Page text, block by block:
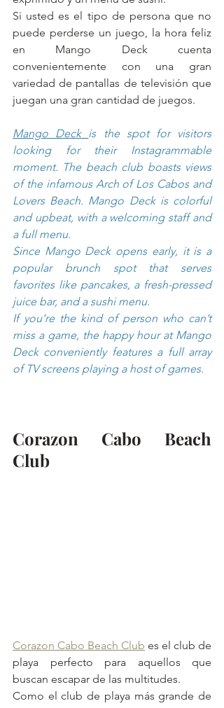
Si usted es el tipo de persona que no
puede perderse un juego, la hora feliz
en Mango Deck cuenta
convenientemente con una gran
variedad de pantallas de televisión que
juegan una gran cantidad de juegos.
Mango Deck is the spot for visitors
looking for their Instagrammable
moment. The beach club boasts views
of the infamous Arch of Los Cabos and
Lovers Beach. Mango Deck is colorful
and upbeat, with a welcoming staff and
a full menu.
Since Mango Deck opens early, it is a
popular brunch spot that serves
favorites like pancakes, a fresh-pressed
juice bar, and a sushi menu.
If you’re the kind of person who can’t
miss a game, the happy hour at Mango
Deck conveniently features a full array
of TV screens playing a host of games.
Corazon Cabo Beach
Club
Corazon Cabo Beach Club es el club de
playa perfecto para aquellos que
buscan escapar de las multitudes.
Como el club de playa más grande de